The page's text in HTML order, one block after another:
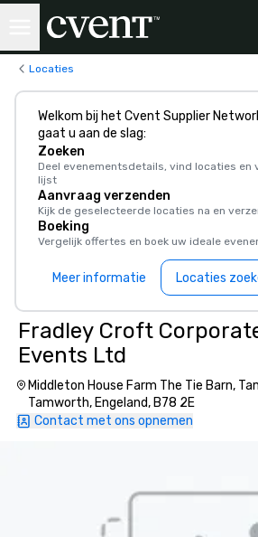
Locaties
Welkom bij het Cvent Supplier
gaat u aan de slag:
Zoeken
Deel evenementsdetails, vind locaties en
lijst
Aanvraag verzenden
Kijk de geselecteerde locaties na en
Boeking
Vergelijk offertes en boek uw ideale
Meer informatie Locaties
Fradley Croft
Events Ltd
Middleton House Farm The Tie Barn,
Tamworth, Engeland, B78 2E
Contact met ons opnemen